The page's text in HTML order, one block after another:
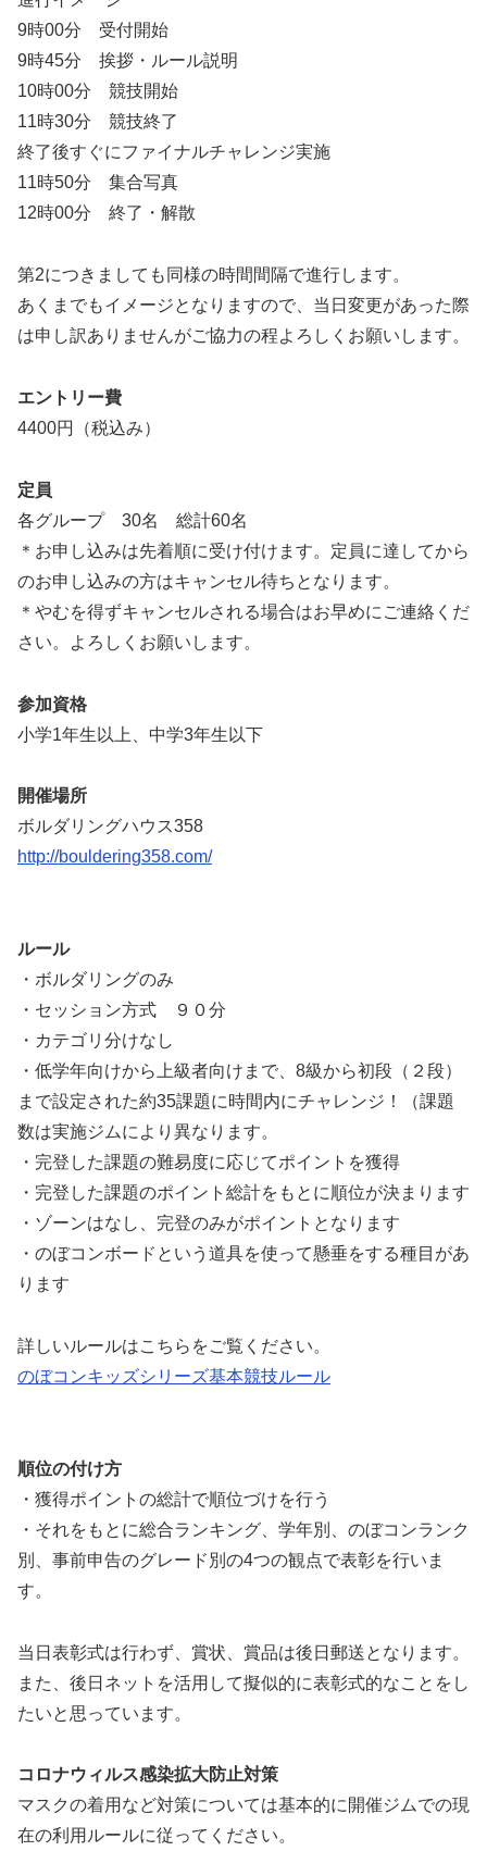
9時00分 受付開始
9時45分 挨拶・ルール説明
10時00分 競技開始
11時30分 競技終了
終了後すぐにファイナルチャレンジ実施
11時50分 集合写真
12時00分 終了・解散
第2につきましても同様の時間間隔で進行します。
あくまでもイメージとなりますので、当日変更があった際
は申し訳ありませんがご協力の程よろしくお願いします。
エントリー費
4400円（税込み）
定員
各グループ 30名 総計60名
＊お申し込みは先着順に受け付けます。定員に達してから
のお申し込みの方はキャンセル待ちとなります。
＊やむを得ずキャンセルされる場合はお早めにご連絡くだ
さい。よろしくお願いします。
参加資格
小学1年生以上、中学3年生以下
開催場所
ボルダリングハウス358
http://bouldering358.com/
ルール
・ボルダリングのみ
・セッション方式 ９０分
・カテゴリ分けなし
・低学年向けから上級者向けまで、8級から初段（２段）
まで設定された約35課題に時間内にチャレンジ！（課題
数は実施ジムにより異なります。
・完登した課題の難易度に応じてポイントを獲得
・完登した課題のポイント総計をもとに順位が決まります
・ゾーンはなし、完登のみがポイントとなります
・のぼコンボードという道具を使って懸垂をする種目があ
ります
詳しいルールはこちらをご覧ください。
のぼコンキッズシリーズ基本競技ルール
順位の付け方
・獲得ポイントの総計で順位づけを行う
・それをもとに総合ランキング、学年別、のぼコンランク
別、事前申告のグレード別の4つの観点で表彰を行いま
す。
当日表彰式は行わず、賞状、賞品は後日郵送となります。
また、後日ネットを活用して擬似的に表彰式的なことをし
たいと思っています。
コロナウィルス感染拡大防止対策
マスクの着用など対策については基本的に開催ジムでの現
在の利用ルールに従ってください。